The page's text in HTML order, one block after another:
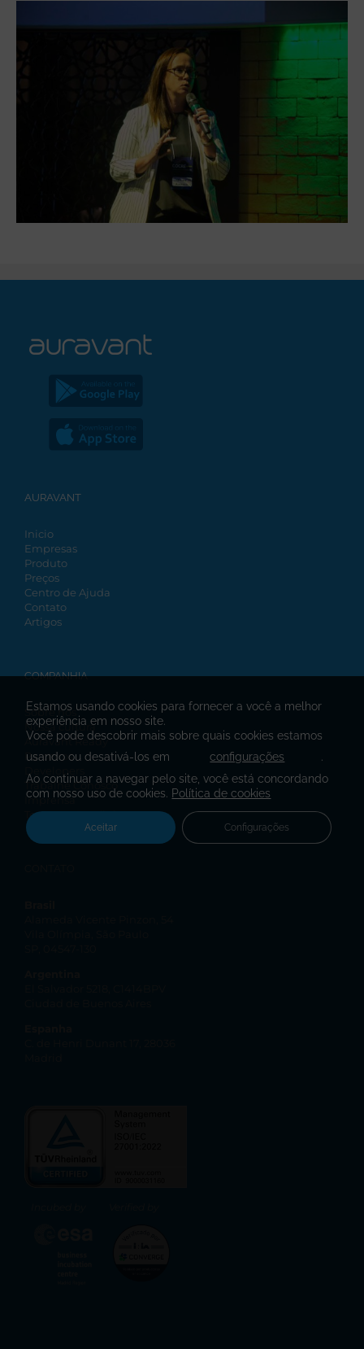
AURAVANT
Inicio
Empresas
Produto
Preços
Centro de Ajuda
Contato
Artigos
COMPANHIA
Sobre nós
Nossa cultura
Auravant Ready
Parceiros
Developers
Trabalhe Conosco
Imprensa
Termos e Condições
Estamos usando cookies para fornecer a você a melhor
experiência em nosso site.
Você pode descobrir mais sobre quais cookies estamos
usando ou desativá-los em
configurações
Ao continuar a navegar pelo site, você está concordando
com nosso uso de cookies. Política de cookies
Aceitar Configurações